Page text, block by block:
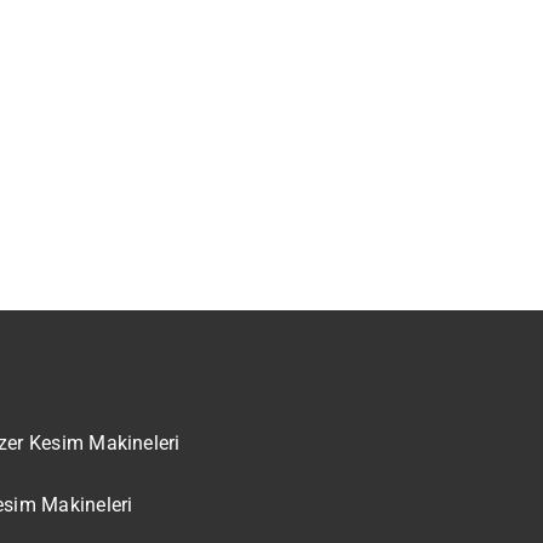
Kesim Makineleri
Makineleri